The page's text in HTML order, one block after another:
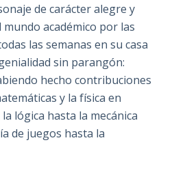
de carácter alegre y
académico por las
las semanas en su casa
sin parangón:
hecho contribuciones
y la física en
lógica hasta la mecánica
de juegos hasta la